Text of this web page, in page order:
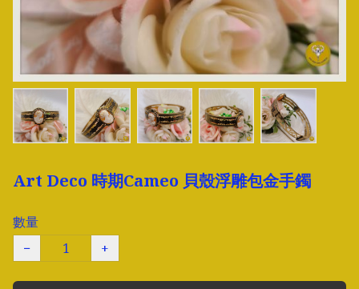
Art Deco 時期Cameo 貝殼浮雕包金手鐲
數量
−
+